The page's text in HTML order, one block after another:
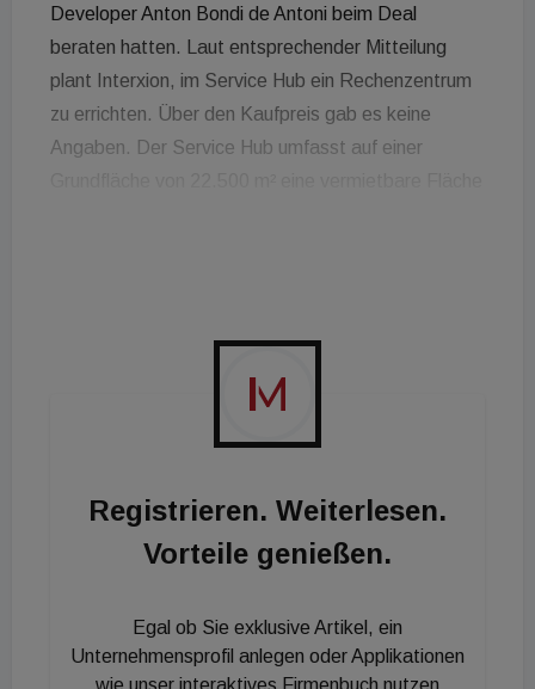
Developer Anton Bondi de Antoni beim Deal
beraten hatten. Laut entsprechender Mitteilung
plant Interxion, im Service Hub ein Rechenzentrum
zu errichten. Über den Kaufpreis gab es keine
Angaben. Der Service Hub umfasst auf einer
Abschluss der Transaktion habe Bondi Consult ein
weiteres repräsentatives Immobilienprojekt
umsetzen und InterXion die eigene Expansion mit
einem neuen Standort in Wien als „gateway“ nach
vorantreiben können, heißt es in der Mitteilung. Das
Transaktionsteam von PHH Rechtsanwälte
Kaspar, Partner, und Philip Rosenauer, Senior
Associate, und wurde von Julia Fritz, Partner, und
Michael Kutis, Senior Associate, zu spezifischen
Registrieren. Weiterlesen.
Vorteile genießen.
Egal ob Sie exklusive Artikel, ein
Unternehmensprofil anlegen oder Applikationen
wie unser interaktives Firmenbuch nutzen